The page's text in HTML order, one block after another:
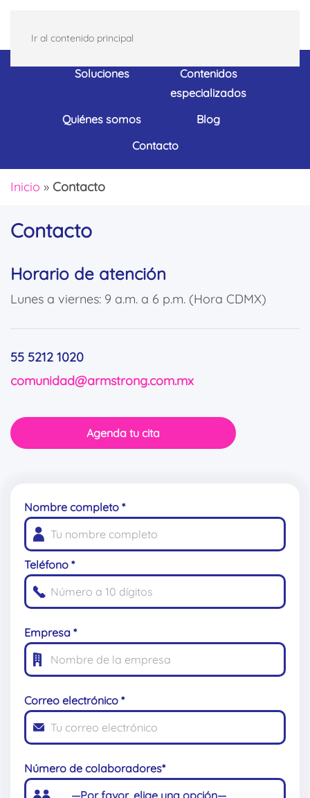
Ir al contenido principal
Soluciones
Contenidos
especializados
Quiénes somos
Blog
Contacto
Inicio » Contacto
Contacto
Horario de atención
Lunes a viernes: 9 a.m. a 6 p.m. (Hora CDMX)
55 5212 1020
comunidad@armstrong.com.mx
Agenda tu cita
Nombre completo *
Teléfono *
Empresa *
Correo electrónico *
Número de colaboradores*